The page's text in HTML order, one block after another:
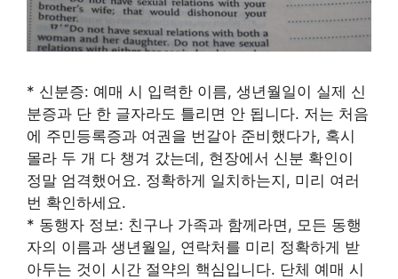
* 신분증: 예매 시 입력한 이름, 생년월일이 실제 신
분증과 단 한 글자라도 틀리면 안 됩니다. 저는 처음
에 주민등록증과 여권을 번갈아 준비했다가, 혹시
몰라 두 개 다 챙겨 갔는데, 현장에서 신분 확인이
정말 엄격했어요. 정확하게 일치하는지, 미리 여러
번 확인하세요.
* 동행자 정보: 친구나 가족과 함께라면, 모든 동행
자의 이름과 생년월일, 연락처를 미리 정확하게 받
아두는 것이 시간 절약의 핵심입니다. 단체 예매 시